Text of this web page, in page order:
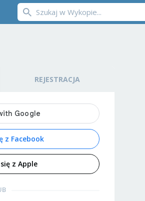
REJESTRACJA
z Facebook
z Apple